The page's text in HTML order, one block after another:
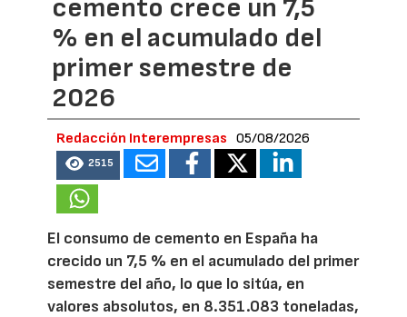
cemento crece un 7,5
% en el acumulado del
primer semestre de
2026
Redacción Interempresas 05/08/2026
2515
El consumo de cemento en España ha
crecido un 7,5 % en el acumulado del primer
semestre del año, lo que lo sitúa, en
valores absolutos, en 8.351.083 toneladas,